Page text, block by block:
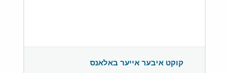
קוקט איבער אייער באלאנס